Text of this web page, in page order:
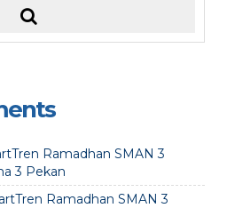
Ramadhan SMAN 3
3 Pekan
Ramadhan SMAN 3